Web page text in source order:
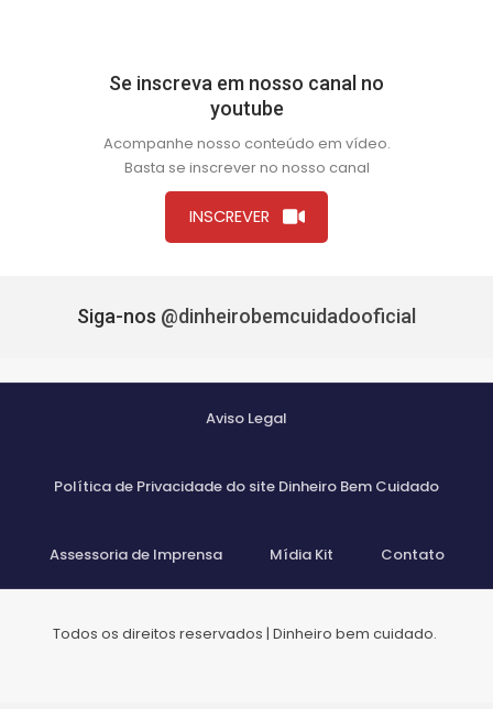
Se inscreva em nosso canal no
youtube
Acompanhe nosso conteúdo em vídeo.
Basta se inscrever no nosso canal
INSCREVER
Siga-nos @dinheirobemcuidadooficial
Aviso Legal
Política de Privacidade do site Dinheiro Bem Cuidado
Assessoria de Imprensa Mídia Kit Contato
Todos os direitos reservados | Dinheiro bem cuidado.